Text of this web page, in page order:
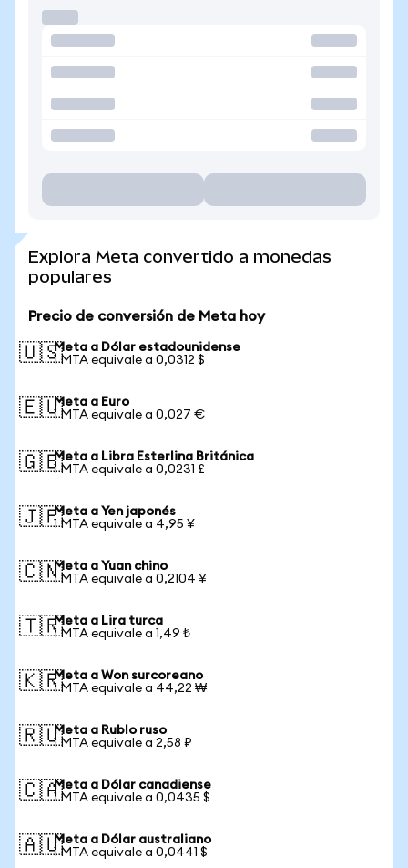
Explora Meta convertido a monedas
populares
Precio de conversión de Meta hoy
🇺🇸Meta a Dólar estadounidense
1 MTA equivale a 0,0312 $
🇪🇺Meta a Euro
1 MTA equivale a 0,027 €
🇬🇧Meta a Libra Esterlina Británica
1 MTA equivale a 0,0231 £
🇯🇵Meta a Yen japonés
1 MTA equivale a 4,95 ¥
🇨🇳Meta a Yuan chino
1 MTA equivale a 0,2104 ¥
🇹🇷Meta a Lira turca
1 MTA equivale a 1,49 ₺
🇰🇷Meta a Won surcoreano
1 MTA equivale a 44,22 ₩
🇷🇺Meta a Rublo ruso
1 MTA equivale a 2,58 ₽
🇨🇦Meta a Dólar canadiense
1 MTA equivale a 0,0435 $
🇦🇺Meta a Dólar australiano
1 MTA equivale a 0,0441 $